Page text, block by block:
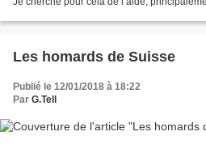
Les homards de Suisse
Publié le 12/01/2018 à 18:22
Par G.Tell